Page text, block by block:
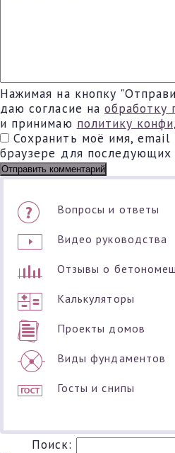
Нажимая на кнопку
даю согласие на обработку
и принимаю политику
Сохранить моё имя, email
браузере для
Вопросы и ответы
Видео руководства
Отзывы о
Калькуляторы
Проекты домов
Виды фундаментов
Госты и снипы
Поиск: